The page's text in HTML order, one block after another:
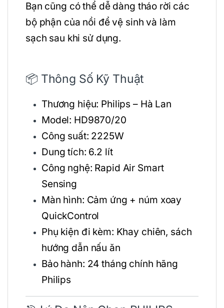
Bạn cũng có thể dễ dàng tháo rời các
bộ phận của nồi để vệ sinh và làm
sạch sau khi sử dụng.
📦 Thông Số Kỹ Thuật
Thương hiệu: Philips – Hà Lan
Model: HD9870/20
Công suất: 2225W
Dung tích: 6.2 lít
Công nghệ: Rapid Air Smart
Sensing
Màn hình: Cảm ứng + núm xoay
QuickControl
Phụ kiện đi kèm: Khay chiên, sách
hướng dẫn nấu ăn
Bảo hành: 24 tháng chính hãng
Philips